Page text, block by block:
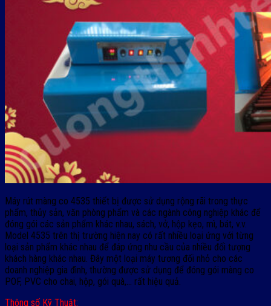
Máy rút màng co 4535 thiết bị được sử dụng rộng rãi trong thực
phẩm, thủy sản, văn phòng phẩm và các ngành công nghiệp khác để
đóng gói các sản phẩm khác nhau, sách, vở, hộp kẹo, mì, bát, v.v.
Model 4535 trên thị trường hiện nay có rất nhiều loại ứng với từng
loại sản phẩm khác nhau để đáp ứng nhu cầu của nhiều đối tượng
khách hàng khác nhau. Đây một loại máy tương đối nhỏ cho các
doanh nghiệp gia đình, thường được sử dụng để đóng gói màng co
POF, PVC cho chai, hộp, gói quà,… rất hiệu quả.
Thông số Kỹ Thuật: